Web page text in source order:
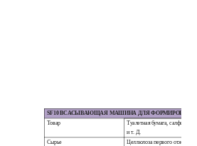
SF10 ВСАСЫВАЮЩАЯ МАШИНА ДЛЯ
Товар Туалетная бумага, салфетка
и т. Д.
Сырье
Целлюлоза первого отжима,